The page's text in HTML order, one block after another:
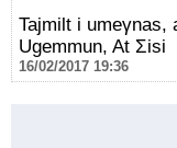
Tajmilt i umeγnas,
Ugemmun, At Ʃisi
16/02/2017 19:36